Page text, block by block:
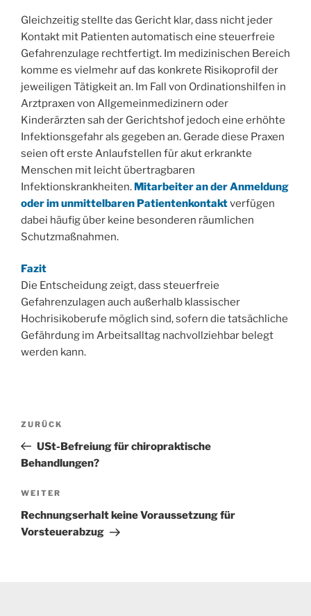
Gleichzeitig stellte das Gericht klar, dass nicht jeder
Kontakt mit Patienten automatisch eine steuerfreie
Gefahrenzulage rechtfertigt. Im medizinischen Bereich
komme es vielmehr auf das konkrete Risikoprofil der
jeweiligen Tätigkeit an. Im Fall von Ordinationshilfen in
Arztpraxen von Allgemeinmedizinern oder
Kinderärzten sah der Gerichtshof jedoch eine erhöhte
Infektionsgefahr als gegeben an. Gerade diese Praxen
seien oft erste Anlaufstellen für akut erkrankte
Menschen mit leicht übertragbaren
Infektionskrankheiten. Mitarbeiter an der Anmeldung
oder im unmittelbaren Patientenkontaktverfügen
dabei häufig über keine besonderen räumlichen
Schutzmaßnahmen.
Fazit
Die Entscheidung zeigt, dass steuerfreie
Gefahrenzulagen auch außerhalb klassischer
Hochrisikoberufe möglich sind, sofern die tatsächliche
Gefährdung im Arbeitsalltag nachvollziehbar belegt
werden kann.
Beitragsnavigation
Vorheriger
Beitrag
ZURÜCK
USt-Befreiung für chiropraktische
Behandlungen?
Nächster
Beitrag
WEITER
Rechnungserhalt keine Voraussetzung für
Vorsteuerabzug